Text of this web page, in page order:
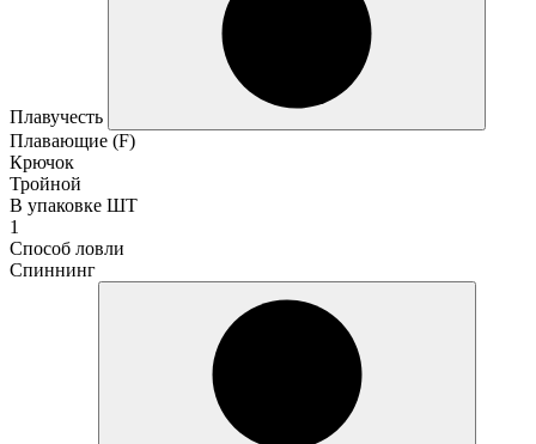
Плавучесть
Плавающие (F)
Крючок
Тройной
В упаковке ШТ
1
Способ ловли
Спиннинг